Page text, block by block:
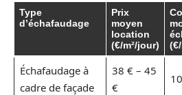
Type
d’échafaudage
Prix
moyen
location
(€/m²/jour)
(€/
Échafaudage à
cadre de façade
38 € – 45
€